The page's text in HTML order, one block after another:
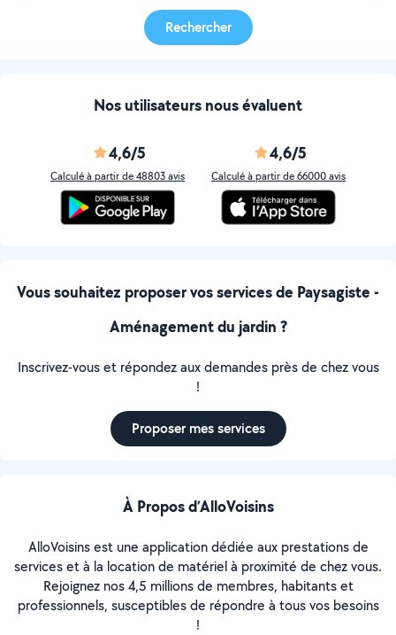
Rechercher
Nos utilisateurs nous évaluent
4,6/5
Calculé à partir de 48803 avis
4,6/5
Calculé à partir de 66000 avis
Vous souhaitez proposer vos services de Paysagiste -
Aménagement du jardin ?
Inscrivez-vous et répondez aux demandes près de chez vous
!
Proposer mes services
À Propos d’AlloVoisins
AlloVoisins est une application dédiée aux prestations de
services et à la location de matériel à proximité de chez vous.
Rejoignez nos 4,5 millions de membres, habitants et
professionnels, susceptibles de répondre à tous vos besoins
!